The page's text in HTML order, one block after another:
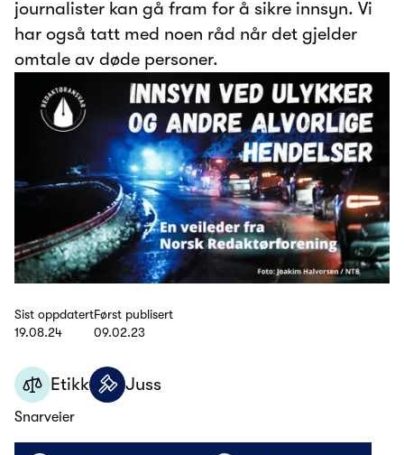
journalister kan gå fram for å sikre innsyn. Vi
har også tatt med noen råd når det gjelder
omtale av døde personer.
Sist oppdatert
19.08.24
Først publisert
09.02.23
Etikk Juss
Snarveier